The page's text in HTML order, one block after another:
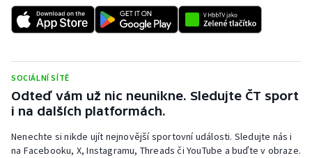
Rychlostní kanoistika
Sportovní střelba
Stolní tenis
Triatlon
SOCIÁLNÍ SÍTĚ
Odteď vám už nic neunikne. Sledujte ČT sport
i na dalších platformách.
Nenechte si nikde ujít nejnovější sportovní události. Sledujte nás i
na Facebooku, X, Instagramu, Threads či YouTube a buďte v obraze.